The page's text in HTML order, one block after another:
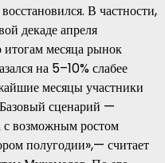
В частности,
декаде апреля
месяца рынок
на 5–10% слабее
месяцы участники
сценарий —
с возможным ростом
полугодии»,— считает